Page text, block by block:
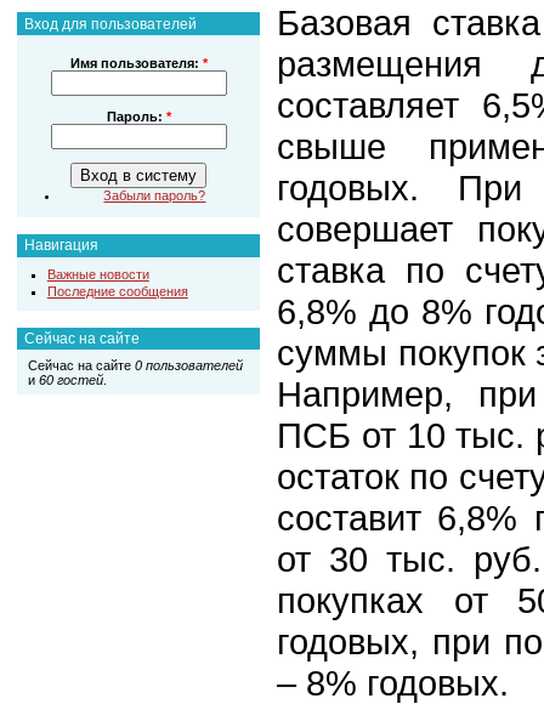
Вход для пользователей
Имя пользователя: *
Пароль: *
Забыли пароль?
Навигация
Важные новости
Последние сообщения
Сейчас на сайте
Сейчас на сайте 0 пользователей
и 60 гостей.
Базовая
составляет
свыше
годовых.
совершает
ставка по
6,8% до 8%
суммы покупок
Например,
ПСБ от 10 тыс.
остаток по
составит 6,8%
от 30 тыс.
покупках от
годовых, при
– 8% годовых.